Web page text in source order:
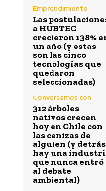
Emprendimiento
Las
a HUBTEC
crecieron 138%
un año (y estas
son las cinco
tecnologías que
quedaron
seleccionadas)
Conversamos con
312 árboles
nativos crecen
hoy en Chile con
las cenizas de
alguien (y detrás
hay una
que nunca entró
al debate
ambiental)